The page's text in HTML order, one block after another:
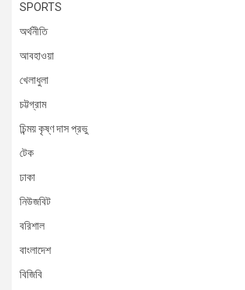
SPORTS
অর্থনীতি
আবহাওয়া
খেলাধুলা
চট্টগ্রাম
চিন্ময় কৃষ্ণ দাস প্রভু
টেক
ঢাকা
নিউজবিট
বরিশাল
বাংলাদেশ
বিজিবি